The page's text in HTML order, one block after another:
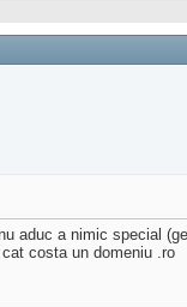
aduc a nimic special
costa un domeniu .ro